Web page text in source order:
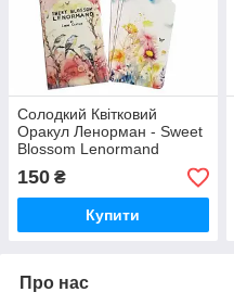
Солодкий Квітковий
Оракул Ленорман - Sweet
Blossom Lenormand
Oracle ( ukraine )
150 ₴
Купити
Про нас